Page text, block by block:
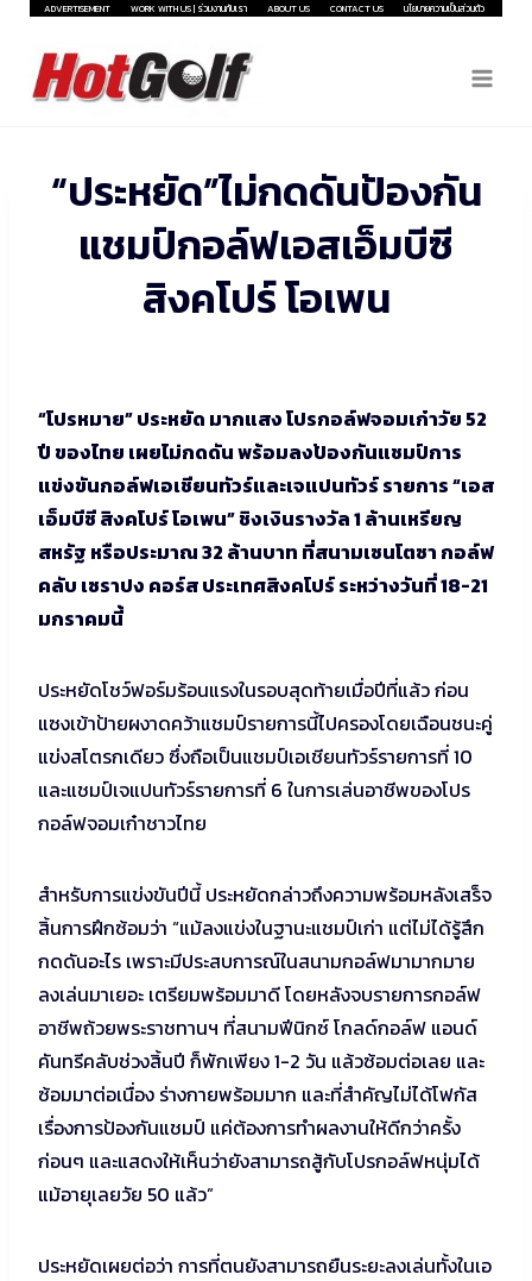
Skip
content
ADVERTISEMENT WORK WITH US | ร่วมงานกับเรา ABOUT US CONTACT US นโยบายความเป็นส่วนตัว
“ประหยัด”ไม่กดดันป้องกัน
แชมป์กอล์ฟเอสเอ็มบีซี
สิงคโปร์ โอเพน
“โปรหมาย” ประหยัด มากแสง โปรกอล์ฟจอมเก๋าวัย 52
ปี ของไทย เผยไม่กดดัน พร้อมลงป้องกันแชมป์การ
แข่งขันกอล์ฟเอเชียนทัวร์และเจแปนทัวร์ รายการ “เอส
เอ็มบีซี สิงคโปร์ โอเพน” ชิงเงินรางวัล 1 ล้านเหรียญ
สหรัฐ หรือประมาณ 32 ล้านบาท ที่สนามเซนโตซา กอล์ฟ
คลับ เซราปง คอร์ส ประเทศสิงคโปร์ ระหว่างวันที่ 18-21
มกราคมนี้
ประหยัดโชว์ฟอร์มร้อนแรงในรอบสุดท้ายเมื่อปีที่แล้ว ก่อน
แซงเข้าป้ายผงาดคว้าแชมป์รายการนี้ไปครองโดยเฉือนชนะคู่
แข่งสโตรกเดียว ซึ่งถือเป็นแชมป์เอเชียนทัวร์รายการที่ 10
และแชมป์เจแปนทัวร์รายการที่ 6 ในการเล่นอาชีพของโปร
กอล์ฟจอมเก๋าชาวไทย
สำหรับการแข่งขันปีนี้ ประหยัดกล่าวถึงความพร้อมหลังเสร็จ
สิ้นการฝึกซ้อมว่า “แม้ลงแข่งในฐานะแชมป์เก่า แต่ไม่ได้รู้สึก
กดดันอะไร เพราะมีประสบการณ์ในสนามกอล์ฟมามากมาย
ลงเล่นมาเยอะ เตรียมพร้อมมาดี โดยหลังจบรายการกอล์ฟ
อาชีพถ้วยพระราชทานฯ ที่สนามฟีนิกซ์ โกลด์กอล์ฟ แอนด์
คันทรีคลับช่วงสิ้นปี ก็พักเพียง 1-2 วัน แล้วซ้อมต่อเลย และ
ซ้อมมาต่อเนื่อง ร่างกายพร้อมมาก และที่สำคัญไม่ได้โฟกัส
เรื่องการป้องกันแชมป์ แค่ต้องการทำผลงานให้ดีกว่าครั้ง
ก่อนๆ และแสดงให้เห็นว่ายังสามารถสู้กับโปรกอล์ฟหนุ่มได้
แม้อายุเลยวัย 50 แล้ว”
ประหยัดเผยต่อว่า การที่ตนยังสามารถยืนระยะลงเล่นทั้งในเอ